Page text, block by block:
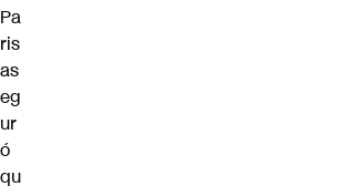
Pa
ris
as
eg
ur
ó
qu